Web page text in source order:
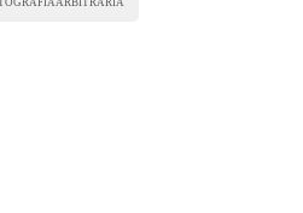
ARBITRARIA